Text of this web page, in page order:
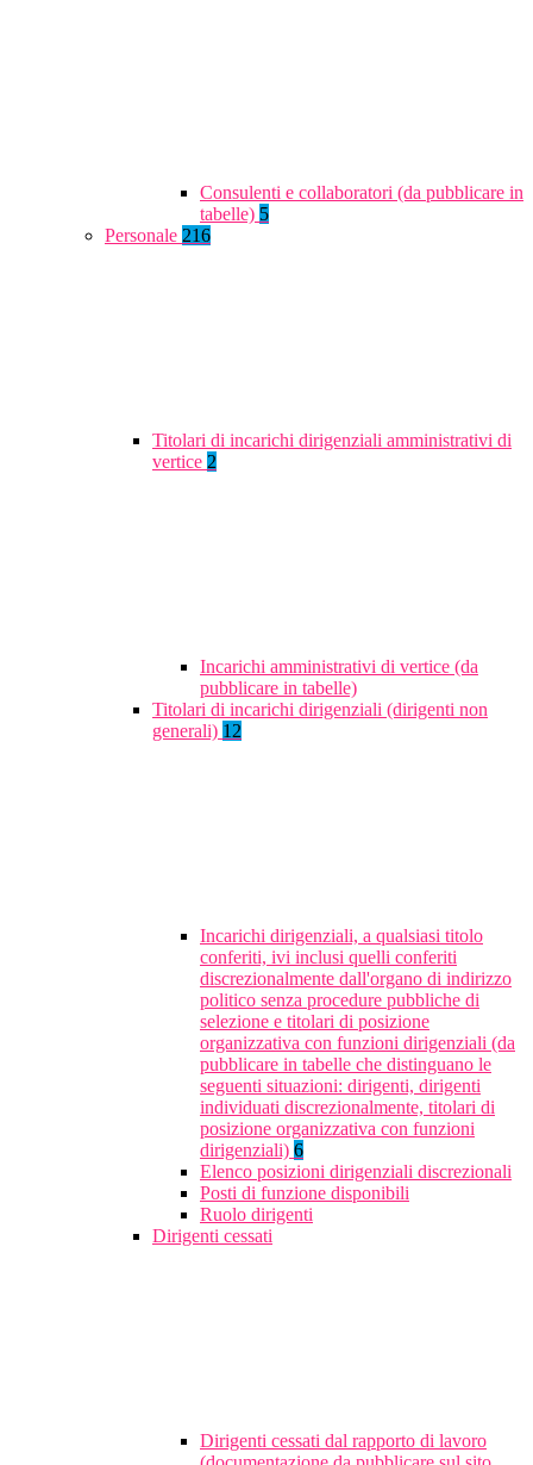
Consulenti e collaboratori (da pubblicare in
tabelle) 5
Personale 216
Titolari di incarichi dirigenziali amministrativi di
vertice 2
Incarichi amministrativi di vertice (da
pubblicare in tabelle)
Titolari di incarichi dirigenziali (dirigenti non
generali) 12
Incarichi dirigenziali, a qualsiasi titolo
conferiti, ivi inclusi quelli conferiti
discrezionalmente dall'organo di indirizzo
politico senza procedure pubbliche di
selezione e titolari di posizione
organizzativa con funzioni dirigenziali (da
pubblicare in tabelle che distinguano le
seguenti situazioni: dirigenti, dirigenti
individuati discrezionalmente, titolari di
posizione organizzativa con funzioni
dirigenziali) 6
Elenco posizioni dirigenziali discrezionali
Posti di funzione disponibili
Ruolo dirigenti
Dirigenti cessati
Dirigenti cessati dal rapporto di lavoro